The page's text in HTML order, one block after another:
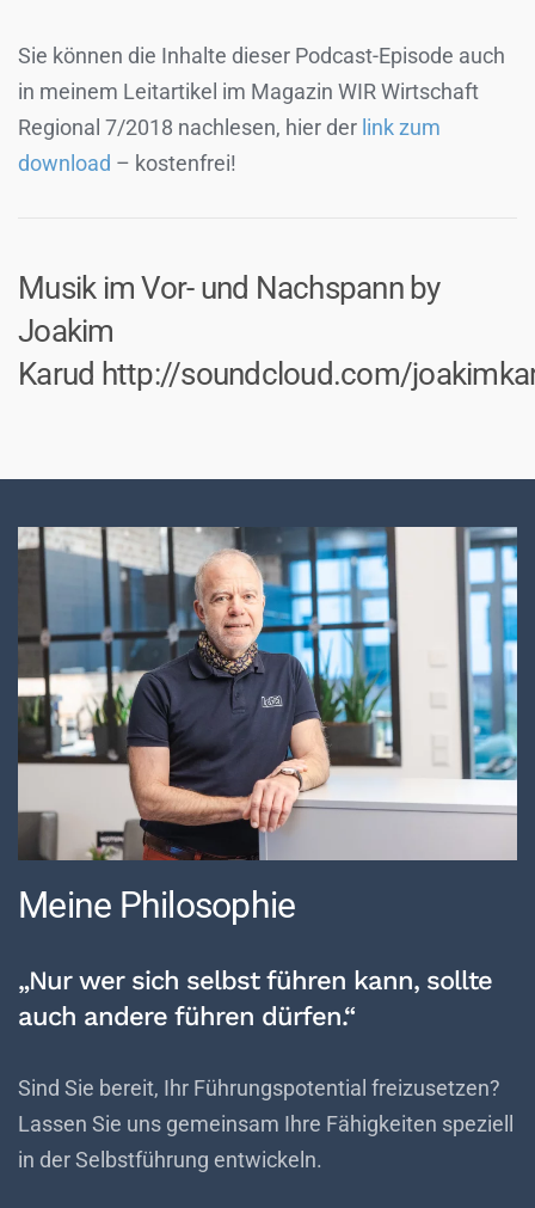
Sie können die Inhalte dieser Podcast-Episode auch
in meinem Leitartikel im Magazin WIR Wirtschaft
Regional 7/2018 nachlesen, hier der link zum
download – kostenfrei!
Musik im Vor- und Nachspann by
Joakim
Karud http://soundcloud.com/
Meine Philosophie
„Nur wer sich selbst führen kann, sollte
auch andere führen dürfen.“
Sind Sie bereit, Ihr Führungspotential freizusetzen?
Lassen Sie uns gemeinsam Ihre Fähigkeiten speziell
in der Selbstführung entwickeln.